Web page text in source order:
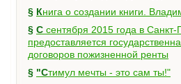
§
Книга о создании книги.
§ С сентября 2015 года в Санкт-Петербурге
предоставляется
договоров пожизненной ренты
§
"Стимул мечты - это сам ты!"